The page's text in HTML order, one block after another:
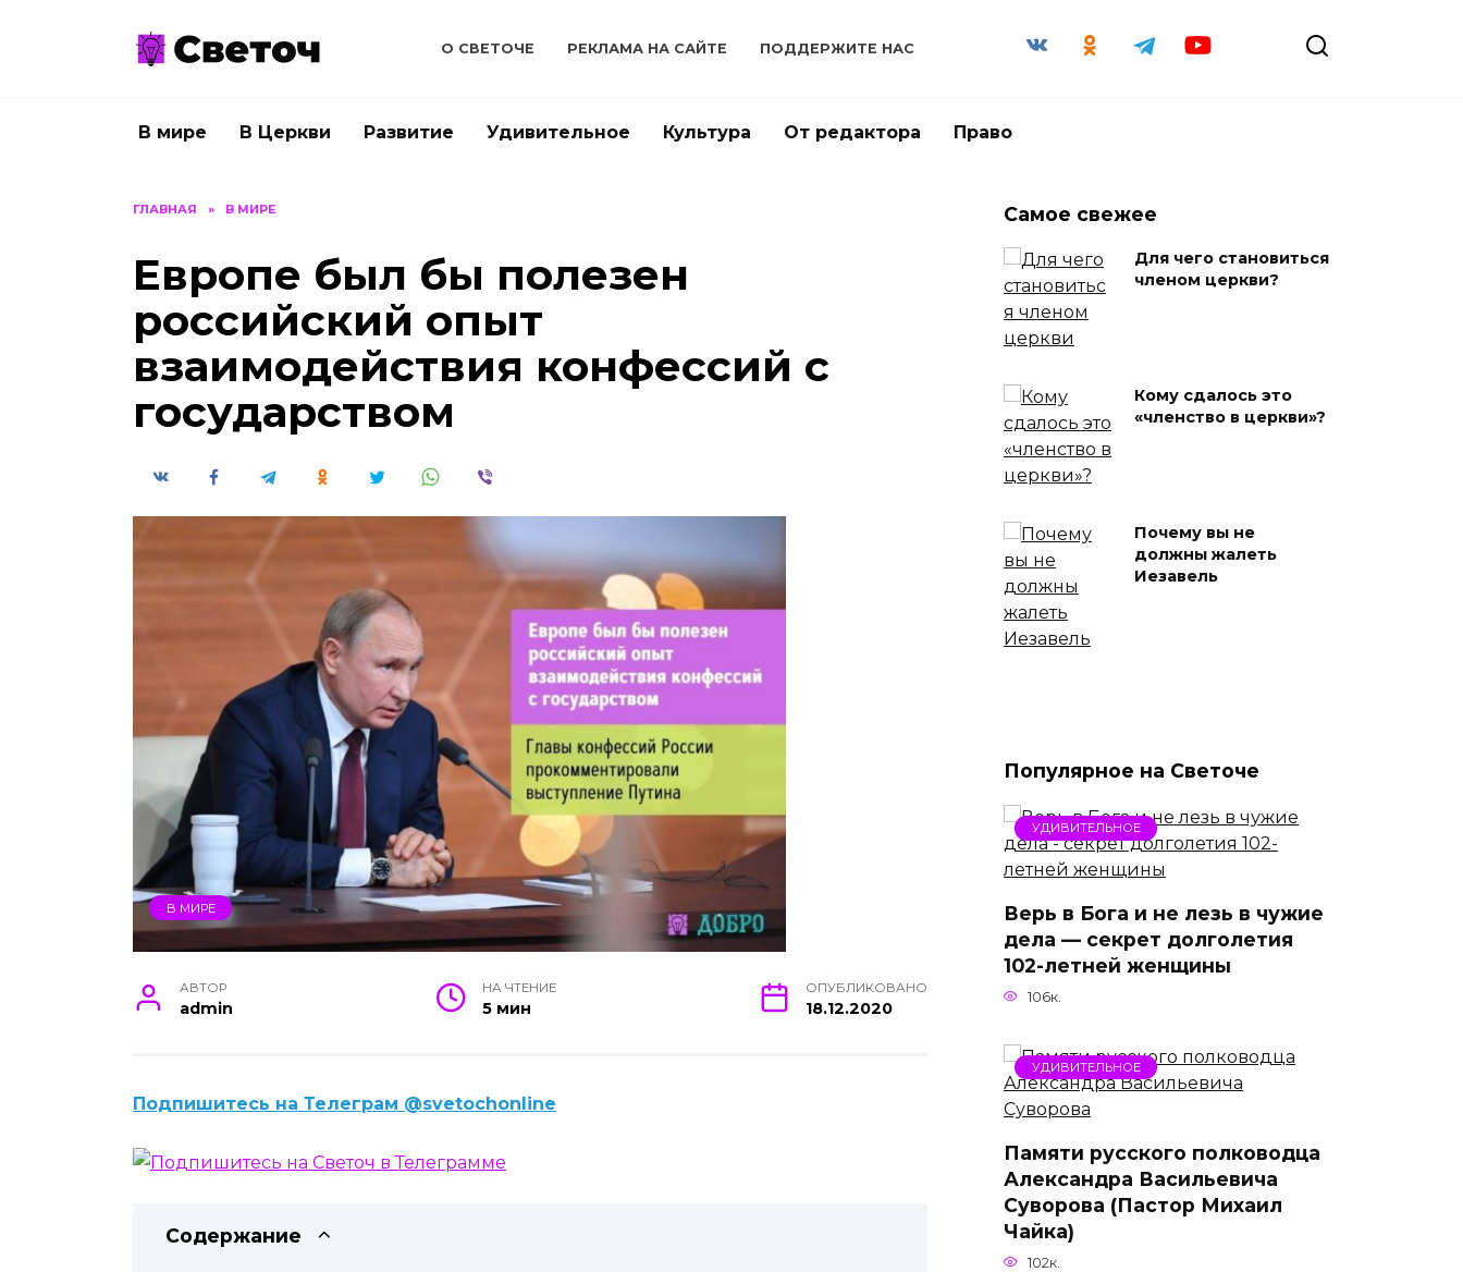
О СВЕТОЧЕ РЕКЛАМА НА САЙТЕ ПОДДЕРЖИТЕ НАС
В мире В Церкви Развитие Удивительное Культура От редактора Право
ГЛАВНАЯ » В МИРЕ
Европе был бы полезен
российский опыт
взаимодействия конфессий с
государством
В МИРЕ
АВТОР
admin
НА ЧТЕНИЕ
5 мин
ОПУБЛИКОВАНО
18.12.2020
Подпишитесь на Телеграм @svetochonline
Содержание
Самое свежее
Для чего становиться
членом церкви?
Кому сдалось это
«членство в церкви»?
Почему вы не
должны жалеть
Иезавель
Популярное на Светоче
УДИВИТЕЛЬНОЕ
Верь в Бога и не лезь в чужие
дела — секрет долголетия
102-летней женщины
106к.
УДИВИТЕЛЬНОЕ
Памяти русского полководца
Александра Васильевича
Суворова (Пастор Михаил
Чайка)
102к.